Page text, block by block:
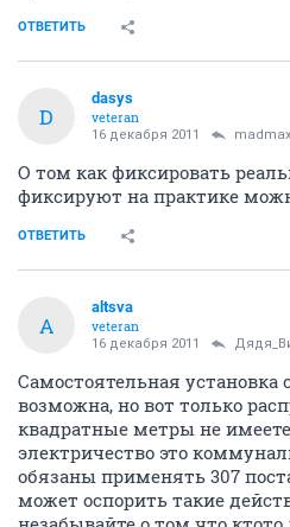
ОТВЕТИТЬ
D
dasys
veteran
16 декабря 2011 madmax
О том как фиксировать
фиксируют на практике
ОТВЕТИТЬ
A
altsva
veteran
16 декабря 2011
Самостоятельная установка
возможна, но вот только
квадратные метры не
электричество это
обязаны применять 307
может оспорить такие